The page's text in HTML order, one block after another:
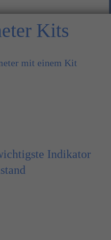
Kits
mit einem Kit
Indikator